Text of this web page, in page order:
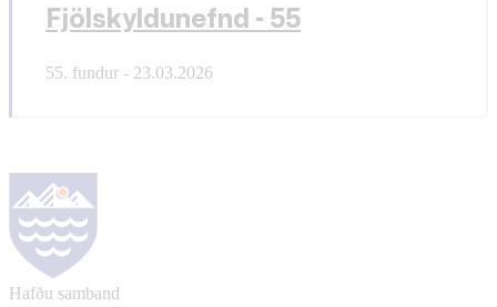
Fjölskyldunefnd - 55
55. fundur - 23.03.2026
Hafðu samband